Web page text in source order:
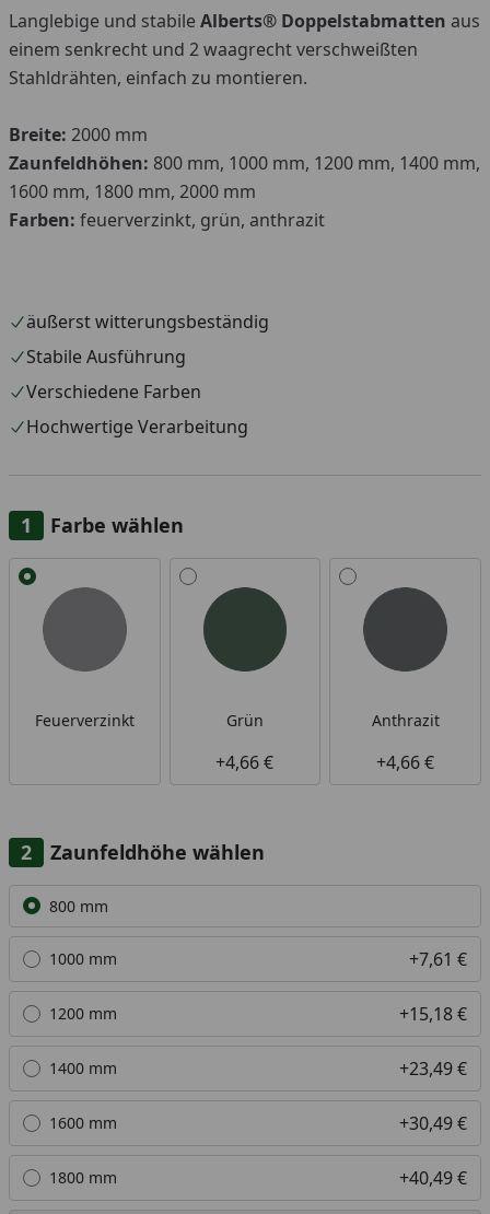
Langlebige und stabile Alberts® Doppelstabmatten aus
einem senkrecht und 2 waagrecht verschweißten
Stahldrähten, einfach zu montieren.
Breite: 2000 mm
Zaunfeldhöhen: 800 mm, 1000 mm, 1200 mm, 1400 mm,
1600 mm, 1800 mm, 2000 mm
Farben: feuerverzinkt, grün, anthrazit
äußerst witterungsbeständig
Stabile Ausführung
Verschiedene Farben
Hochwertige Verarbeitung
Farbe wählen
Alle anzeigen (3)
Feuerverzinkt Grün
+4,66 €
Anthrazit
+4,66 €
Zaunfeldhöhe wählen
Alle anzeigen (7)
800 mm
1000 mm +7,61 €
1200 mm +15,18 €
1400 mm +23,49 €
1600 mm +30,49 €
1800 mm +40,49 €